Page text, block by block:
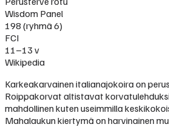
Wisdom Panel
198 (ryhmä 6)
FCI
11–13 v
Wikipedia
Karkeakarvainen italianajokoira on
Roippakorvat altistavat
mahdollinen kuten useimmilla
Mahalaukun kiertymä on harvinainen